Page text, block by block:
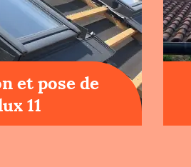
et pose de
11